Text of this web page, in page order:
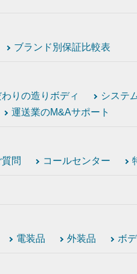
ブランド別保証比較表
わりの造りボディ
システ
運送業のM&Aサポート
問 コールセンター
電装品 外装品 ボ